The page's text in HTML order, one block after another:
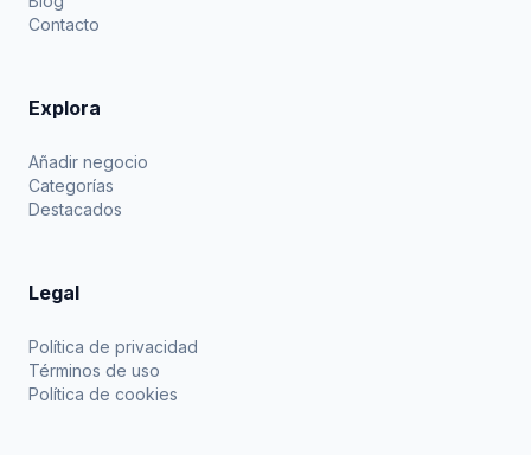
Contacto
Explora
Añadir negocio
Categorías
Destacados
Legal
Política de privacidad
Términos de uso
Política de cookies